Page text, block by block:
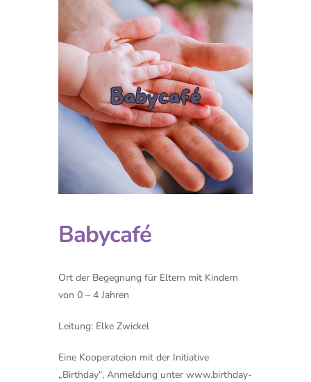
Babycafé
Ort der Begegnung für Eltern mit Kindern
von 0 – 4 Jahren
Leitung: Elke Zwickel
Eine Kooperateion mit der Initiative
„Birthday“, Anmeldung unter www.birthday-